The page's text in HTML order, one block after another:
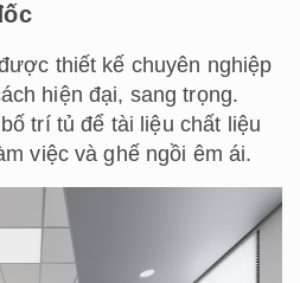
thiết kế chuyên nghiệp
hiện đại, sang trọng.
trí tủ để tài liệu chất liệu
việc và ghế ngồi êm ái.